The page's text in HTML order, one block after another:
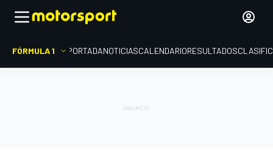
FÓRMULA 1 PORTADANOTICIASCALENDARIORESULTADOS